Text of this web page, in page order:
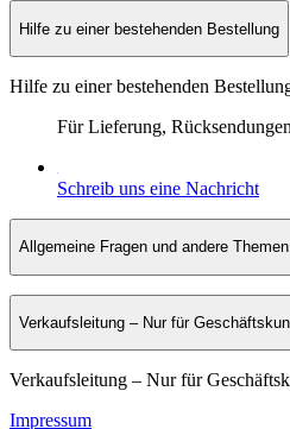
Hilfe zu einer bestehenden Bestellung
Hilfe zu einer bestehenden
Für Lieferung,
Schreib uns eine Nachricht
Allgemeine Fragen und andere Themen
Verkaufsleitung – Nur für
Verkaufsleitung – Nur für
Impressum